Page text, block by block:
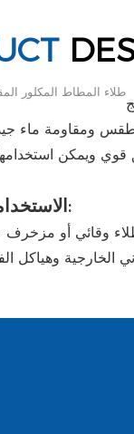
ومقاومة ماء
قوي ويمكن
الاستخدامات النموذجية:
وقائي أو